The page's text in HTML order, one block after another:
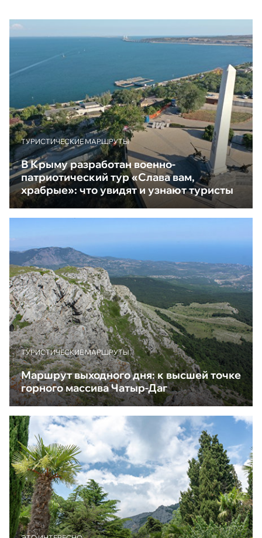
ТУРИСТИЧЕСКИЕ МАРШРУТЫ
В Крыму разработан военно-
патриотический тур «Слава вам,
храбрые»: что увидят и узнают туристы
ТУРИСТИЧЕСКИЕ МАРШРУТЫ
Маршрут выходного дня: к высшей точке
горного массива Чатыр-Даг